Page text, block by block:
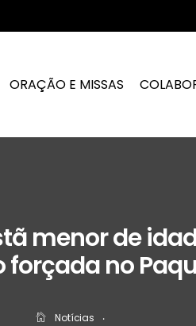
ORAÇÃO E MISSAS
menor de
forçada no
Notícias ‧